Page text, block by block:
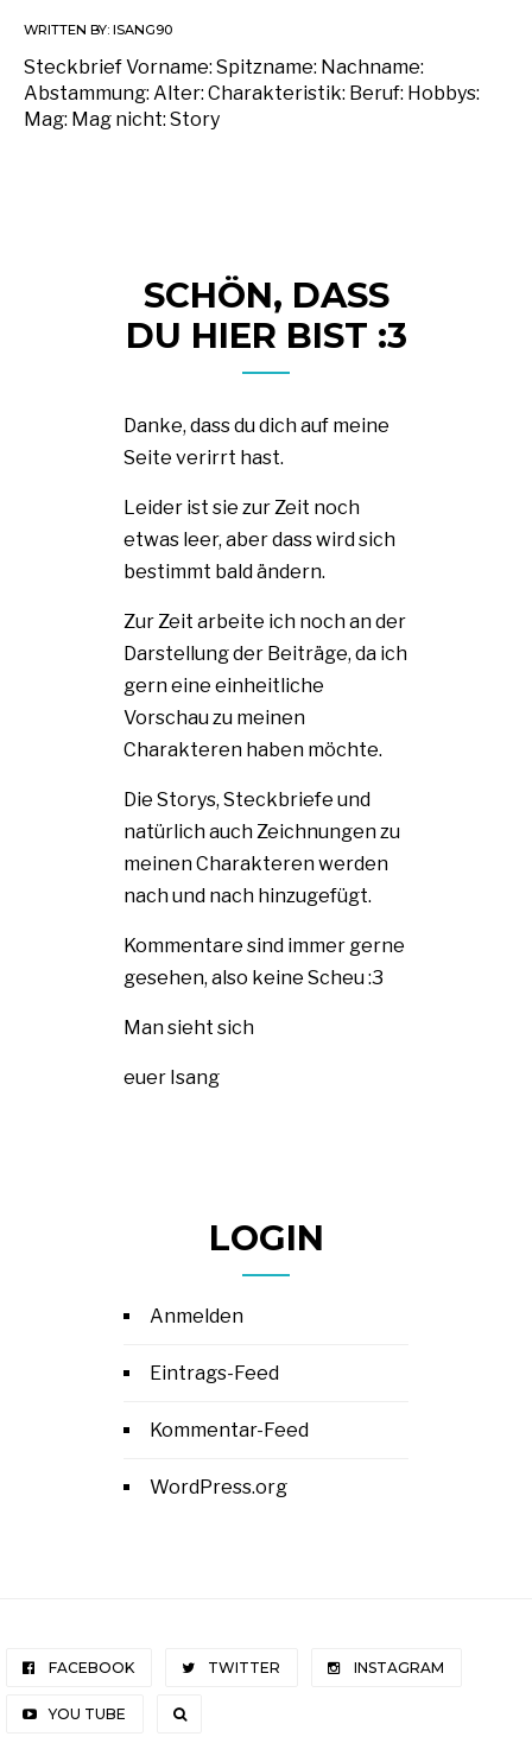
WRITTEN BY: ISANG90
Steckbrief Vorname: Spitzname: Nachname:
Abstammung: Alter: Charakteristik: Beruf: Hobbys:
Mag: Mag nicht: Story
SCHÖN, DASS
DU HIER BIST :3
Danke, dass du dich auf meine
Seite verirrt hast.
Leider ist sie zur Zeit noch
etwas leer, aber dass wird sich
bestimmt bald ändern.
Zur Zeit arbeite ich noch an der
Darstellung der Beiträge, da ich
gern eine einheitliche
Vorschau zu meinen
Charakteren haben möchte.
Die Storys, Steckbriefe und
natürlich auch Zeichnungen zu
meinen Charakteren werden
nach und nach hinzugefügt.
Kommentare sind immer gerne
gesehen, also keine Scheu :3
Man sieht sich
euer Isang
LOGIN
Anmelden
Eintrags-Feed
Kommentar-Feed
WordPress.org
FACEBOOK TWITTER INSTAGRAM
YOU TUBE